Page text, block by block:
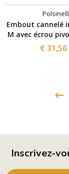
Polsinelli
Embout cannelé
M avec écrou
tuyau ⌀40
€ 31,56
Inscrivez-